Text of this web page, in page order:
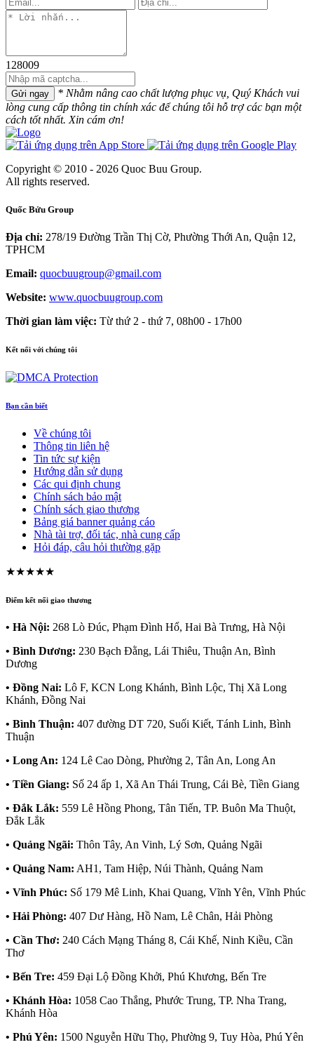
128009
Gửi ngay
* Nhằm nâng cao chất lượng phục vụ, Quý Khách vui
lòng cung cấp thông tin chính xác để chúng tôi hỗ trợ các bạn một
cách tốt nhất. Xin cám ơn!
Copyright © 2010 - 2026 Quoc Buu Group.
All rights reserved.
Quốc Bửu Group
Địa chỉ: 278/19 Đường Trần Thị Cờ, Phường Thới An, Quận 12,
TPHCM
Email: quocbuugroup@gmail.com
Website: www.quocbuugroup.com
Thời gian làm việc: Từ thứ 2 - thứ 7, 08h00 - 17h00
Kết nối với chúng tôi
Bạn cần biết
Về chúng tôi
Thông tin liên hệ
Tin tức sự kiện
Hướng dẫn sử dụng
Các qui định chung
Chính sách bảo mật
Chính sách giao thương
Bảng giá banner quảng cáo
Nhà tài trợ, đối tác, nhà cung cấp
Hỏi đáp, câu hỏi thường gặp
★★★★★
Điểm kết nối giao thương
• Hà Nội: 268 Lò Đúc, Phạm Đình Hổ, Hai Bà Trưng, Hà Nội
• Bình Dương: 230 Bạch Đằng, Lái Thiêu, Thuận An, Bình
Dương
• Đồng Nai: Lô F, KCN Long Khánh, Bình Lộc, Thị Xã Long
Khánh, Đồng Nai
• Bình Thuận: 407 đường DT 720, Suối Kiết, Tánh Linh, Bình
Thuận
• Long An: 124 Lê Cao Dòng, Phường 2, Tân An, Long An
• Tiền Giang: Số 24 ấp 1, Xã An Thái Trung, Cái Bè, Tiền Giang
• Đắk Lắk: 559 Lê Hồng Phong, Tân Tiến, TP. Buôn Ma Thuột,
Đắk Lắk
• Quảng Ngãi: Thôn Tây, An Vinh, Lý Sơn, Quảng Ngãi
• Quảng Nam: AH1, Tam Hiệp, Núi Thành, Quảng Nam
• Vĩnh Phúc: Số 179 Mê Linh, Khai Quang, Vĩnh Yên, Vĩnh Phúc
• Hải Phòng: 407 Dư Hàng, Hồ Nam, Lê Chân, Hải Phòng
• Cần Thơ: 240 Cách Mạng Tháng 8, Cái Khế, Ninh Kiều, Cần
Thơ
• Bến Tre: 459 Đại Lộ Đồng Khởi, Phú Khương, Bến Tre
• Khánh Hòa: 1058 Cao Thắng, Phước Trung, TP. Nha Trang,
Khánh Hòa
• Phú Yên: 1500 Nguyễn Hữu Thọ, Phường 9, Tuy Hòa, Phú Yên